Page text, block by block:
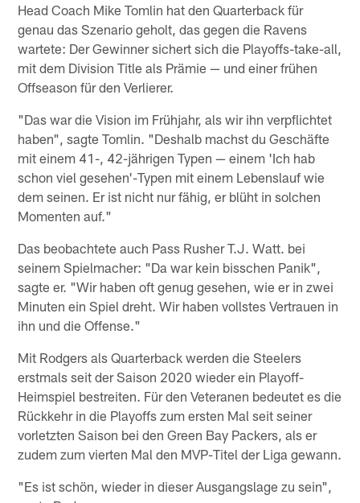
Head Coach Mike Tomlin hat den Quarterback für
genau das Szenario geholt, das gegen die Ravens
wartete: Der Gewinner sichert sich die Playoffs-take-all,
mit dem Division Title als Prämie — und einer frühen
Offseason für den Verlierer.
"Das war die Vision im Frühjahr, als wir ihn verpflichtet
haben", sagte Tomlin. "Deshalb machst du Geschäfte
mit einem 41-, 42-jährigen Typen — einem 'Ich hab
schon viel gesehen'-Typen mit einem Lebenslauf wie
dem seinen. Er ist nicht nur fähig, er blüht in solchen
Momenten auf."
Das beobachtete auch Pass Rusher T.J. Watt. bei
seinem Spielmacher: "Da war kein bisschen Panik",
sagte er. "Wir haben oft genug gesehen, wie er in zwei
Minuten ein Spiel dreht. Wir haben vollstes Vertrauen in
ihn und die Offense."
Mit Rodgers als Quarterback werden die Steelers
erstmals seit der Saison 2020 wieder ein Playoff-
Heimspiel bestreiten. Für den Veteranen bedeutet es die
Rückkehr in die Playoffs zum ersten Mal seit seiner
vorletzten Saison bei den Green Bay Packers, als er
zudem zum vierten Mal den MVP-Titel der Liga gewann.
"Es ist schön, wieder in dieser Ausgangslage zu sein",